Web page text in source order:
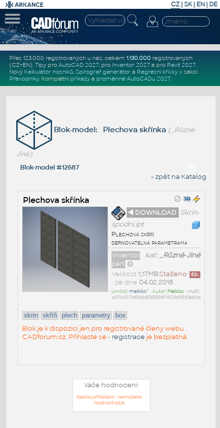
CZ | SK| EN | DE
Přes 123.000 registrovaných u nás, celkem 1.130.000registrovaných
(CZ+EN). Tipy pro AutoCAD 2027, pro Inventor 2027a pro Revit 2027.
Nový Kalkulátor nosníků, Spirograf generátor a Regresní křivkyv sekci
Převodníky. Kompletní příkazya proměnné AutoCADu 2027.
Blok-model: Plechova skřínka (_Různé-
Jiné)
Blok-model #12687
« zpět na Katalog
Plechova skřínka
◄ DOWNLOAD Skrin-
spodni.ipt
Plechová skříň
definovatelná parametrama
kat:_Různé-Jiné
Inventor
part
Staženo: 63x
Velikost 1,17MB
• ze dne 04.02.2016
Umístil:maiklss^ • Autor: Maiklss• md5:
a07c837d61ab836984f1429d1810e6ca
skrin skříň plech parametry box
Blok je k dispozici jen pro registrované členy webu
CADforum.cz. Přihlaste se - registrace je bezplatná.
Vaše hodnocení:
Nejste přihlášeni - nemůžete
hodnotit blok